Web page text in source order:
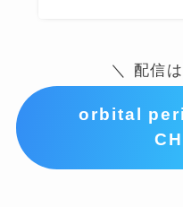
＼ 配信
orbital